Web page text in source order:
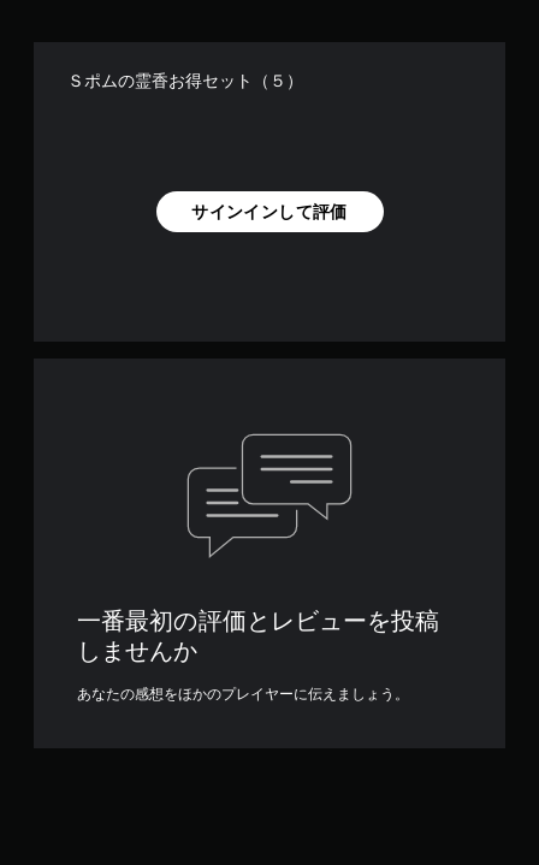
Ｓポムの霊香お得セット（５）
サインインして評価
一番最初の評価とレビューを投稿
しませんか
あなたの感想をほかのプレイヤーに伝えましょう。